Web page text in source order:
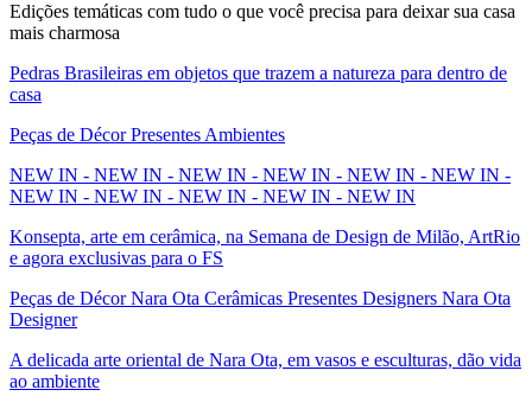
Edições temáticas com tudo o que você precisa para deixar sua casa
mais charmosa
Pedras Brasileiras em objetos que trazem a natureza para dentro de
casa
Peças de Décor Presentes Ambientes
NEW IN - NEW IN - NEW IN - NEW IN - NEW IN - NEW IN -
NEW IN - NEW IN - NEW IN - NEW IN - NEW IN
Konsepta, arte em cerâmica, na Semana de Design de Milão, ArtRio
e agora exclusivas para o FS
Peças de Décor Nara Ota Cerâmicas Presentes Designers Nara Ota
Designer
A delicada arte oriental de Nara Ota, em vasos e esculturas, dão vida
ao ambiente